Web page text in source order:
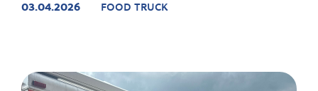
03.04.2026 FOOD TRUCK